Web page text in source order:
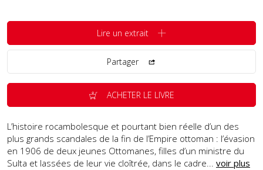
Lire un extrait
Partager
ACHETER LE LIVRE
L’histoire rocambolesque et pourtant bien réelle d’un des
plus grands scandales de la fin de l’Empire ottoman : l’évasion
en 1906 de deux jeunes Ottomanes, filles d’un ministre du
Sulta et lassées de leur vie cloîtrée, dans le cadre... voir plus